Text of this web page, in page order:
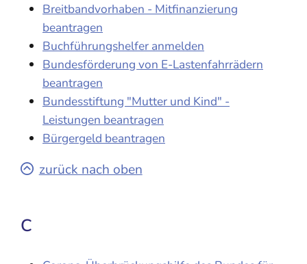
Breitbandvorhaben - Mitfinanzierung
beantragen
Buchführungshelfer anmelden
Bundesförderung von E-Lastenfahrrädern
beantragen
Bundesstiftung "Mutter und Kind" -
Leistungen beantragen
Bürgergeld beantragen
zurück nach oben
C